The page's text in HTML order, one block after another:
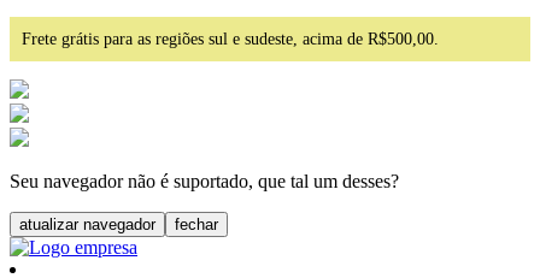
Frete grátis para as regiões sul e sudeste, acima de R$500,00.
Seu navegador não é suportado, que tal um desses?
atualizar navegador fechar